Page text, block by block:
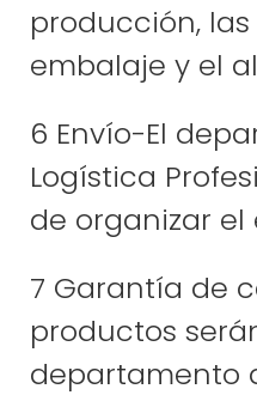
producción,
embalaje y el
6 Envío-El
Logística
de organizar el
7 Garantía de
productos
departamento